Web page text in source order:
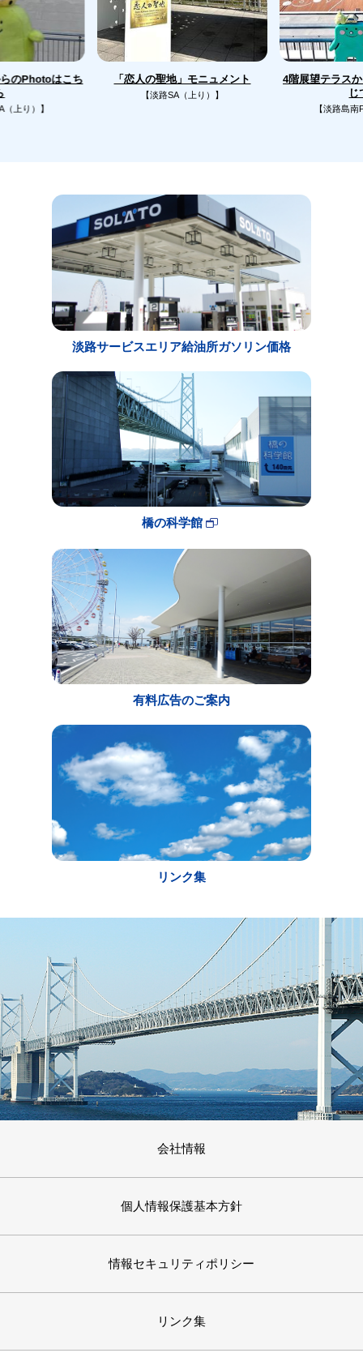
のPhotoはこち
（上り）】
「恋人の聖地」モニュメント
【淡路SA（上り）】
4階展望テラス
じ
【淡路島南
淡路サービスエリア給油所ガソリン価格
橋の科学館
有料広告のご案内
リンク集
会社情報
個人情報保護基本方針
情報セキュリティポリシー
リンク集